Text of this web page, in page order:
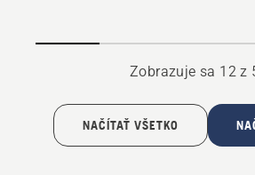
Zobrazuje sa 12 z
NAČÍTAŤ VŠETKO